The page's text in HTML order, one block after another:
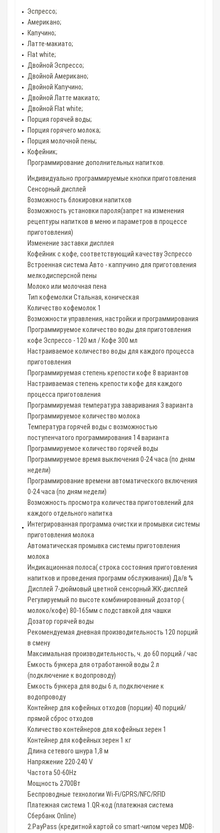
Эспрессо;
Американо;
Капучино;
Латте-макиато;
Flat white;
Двойной Эспрессо;
Двойной Американо;
Двойной Капучино;
Двойной Латте макиато;
Двойной Flat white;
Порция горячей воды;
Порция горячего молока;
Порция молочной пены;
Кофейник;
Программирование дополнительных напитков.
Индивидуально программируемые кнопки приготовления
Сенсорный дисплей
Возможность блокировки напитков
Возможность установки пароля(запрет на изменения
рецептуры напитков в меню и параметров в процессе
приготовления)
Изменение заставки дисплея
Кофейник с кофе, соответствующий качеству Эспрессо
Встроенная система Авто - каппучино для приготовления
мелкодисперсной пены
Молоко или молочная пена
Тип кофемолки Стальная, коническая
Количество кофемолок 1
Возможности управления, настройки и программирования
Программируемое количество воды для приготовления
кофе Эспрессо - 120 мл / Кофе 300 мл
Настраиваемое количество воды для каждого процесса
приготовления
Программируемая степень крепости кофе 8 вариантов
Настраиваемая степень крепости кофе для каждого
процесса приготовления
Программируемая температура заваривания 3 варианта
Программируемое количество молока
Температура горячей воды с возможностью
поступенчатого программирования 14 варианта
Программируемое количество горячей воды
Программируемое время выключения 0-24 часа (по дням
недели)
Программирование времени автоматического включения
0-24 часа (по дням недели)
Возможность просмотра количества приготовлений для
каждого отдельного напитка
Интегрированная программа очистки и промывки системы
приготовления молока
Автоматическая промывка системы приготовления
молока
Индикационная полоса( строка состояния приготовления
напитков и проведения программ обслуживания) Да/в %
Дисплей 7-дюймовый цветной сенсорный ЖК-дисплей
Pегулируемый по высоте комбинированный дозатор (
молоко/кофе) 80-165мм с подставкой для чашки
Дозатор горячей воды
Рекомендуемая дневная производительность 120 порций
в смену
Максимальная производительность, ч. до 60 порций / час
Емкость бункера для отработанной воды 2 л
(подключение к водопроводу)
Емкость бункера для воды 6 л, подключение к
водопроводу
Контейнер для кофейных отходов (порции) 40 порций/
прямой сброс отходов
Количество контейнеров для кофейных зерен 1
Контейнер для кофейных зерен 1 кг
Длина сетевого шнура 1,8 м
Напряжение 220-240 V
Частота 50-60Hz
Мощность 2700Вт
Беспроводные технологии Wi-Fi/GPRS/NFC/RFID
Платежная система 1.QR-код (платежная система
Сбербанк Online)
2.PayPass (кредитной картой со smart-чипом через MDB-